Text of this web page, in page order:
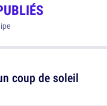
coup de soleil